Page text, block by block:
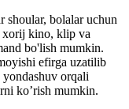
bolalar uchun
xorij kino, klip va
bo'lish mumkin.
efirga uzatilib
orqali
ko’rish mumkin.